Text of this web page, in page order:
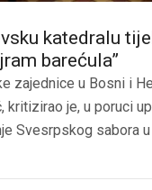
katedralu
barećula”
zajednice u Bosni i
kritizirao je, u poruci
Svesrpskog sabora u